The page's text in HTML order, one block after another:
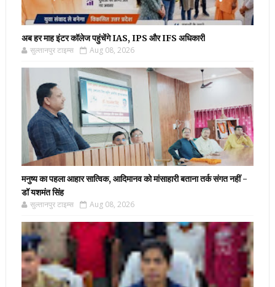
अब हर माह इंटर कॉलेज पहुंचेंगे IAS, IPS और IFS अधिकारी
सुल्तानपुर टाइम्स Aug 08, 2026
मनुष्य का पहला आहार सात्विक, आदिमानव को मांसाहारी बताना तर्क संगत नहीं -
डॉ यशमंत सिंह
सुल्तानपुर टाइम्स Aug 08, 2026